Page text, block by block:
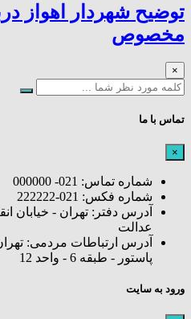
توضیح شهردار اهواز
مخصوص
×
تماس با ما
×
شماره تماس: 021- 000000
شماره فکس: 021-222222
آدرس دفتر: تهران - خیابان
عدالت
آدرس ارتباطات مردمی:
پاستور - طبقه 6 - واحد 12
ورود به سایت